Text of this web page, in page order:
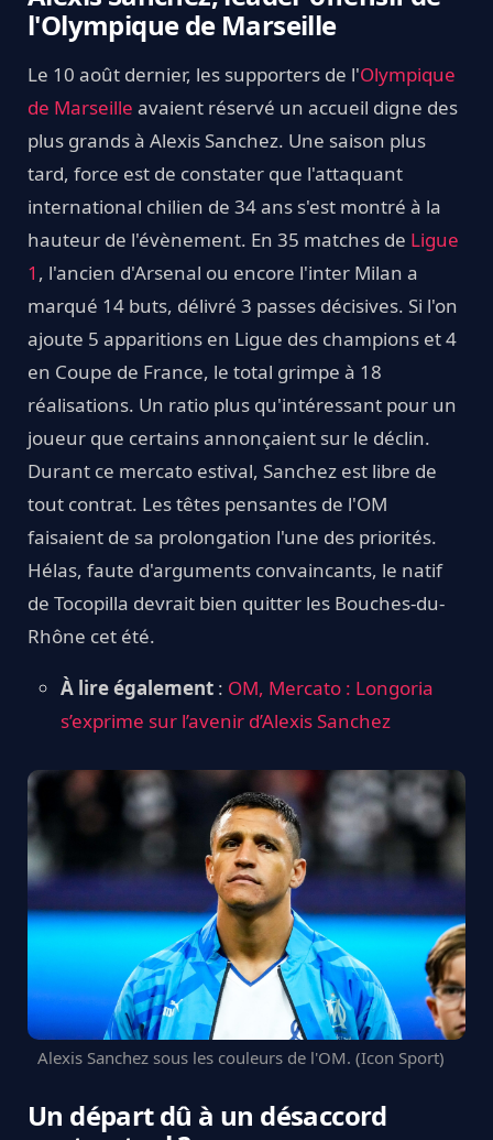
l'Olympique de Marseille
Le 10 août dernier, les supporters de l'Olympique
de Marseille avaient réservé un accueil digne des
plus grands à Alexis Sanchez. Une saison plus
tard, force est de constater que l'attaquant
international chilien de 34 ans s'est montré à la
hauteur de l'évènement. En 35 matches de Ligue
1 , l'ancien d'Arsenal ou encore l'inter Milan a
marqué 14 buts, délivré 3 passes décisives. Si l'on
ajoute 5 apparitions en Ligue des champions et 4
en Coupe de France, le total grimpe à 18
réalisations. Un ratio plus qu'intéressant pour un
joueur que certains annonçaient sur le déclin.
Durant ce mercato estival, Sanchez est libre de
tout contrat. Les têtes pensantes de l'OM
faisaient de sa prolongation l'une des priorités.
Hélas, faute d'arguments convaincants, le natif
de Tocopilla devrait bien quitter les Bouches-du-
Rhône cet été.
À lire également : OM, Mercato : Longoria
s’exprime sur l’avenir d’Alexis Sanchez
Alexis Sanchez sous les couleurs de l'OM. (Icon Sport)
Un départ dû à un désaccord